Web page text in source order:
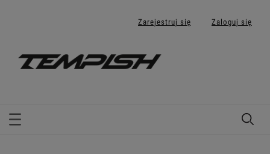
Zarejestruj się Zaloguj się